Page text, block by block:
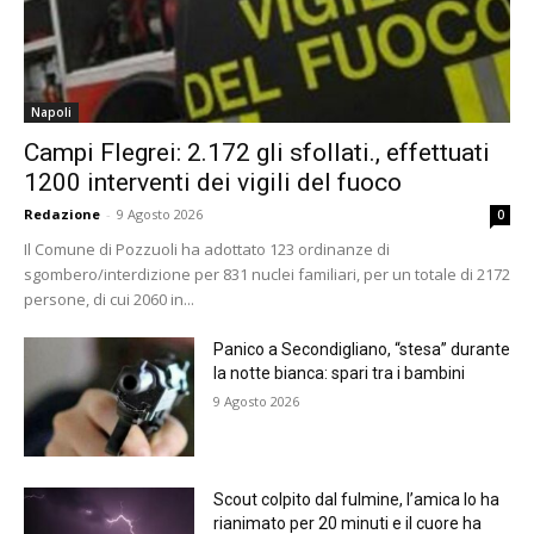
Napoli
Campi Flegrei: 2.172 gli sfollati., effettuati
1200 interventi dei vigili del fuoco
Redazione - 9 Agosto 2026 0
Il Comune di Pozzuoli ha adottato 123 ordinanze di
sgombero/interdizione per 831 nuclei familiari, per un totale di 2172
persone, di cui 2060 in...
Panico a Secondigliano, “stesa” durante
la notte bianca: spari tra i bambini
9 Agosto 2026
Scout colpito dal fulmine, l’amica lo ha
rianimato per 20 minuti e il cuore ha